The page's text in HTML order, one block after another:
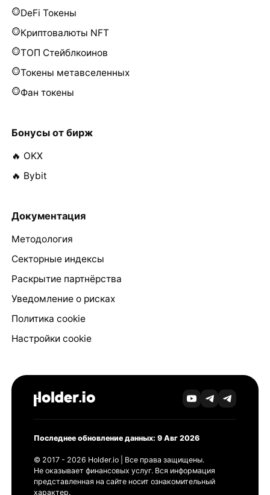
DeFi Токены
Криптовалюты NFT
ТОП Стейблкоинов
Токены метавселенных
Фан токены
Бонусы от бирж
🔥 OKX
🔥 Bybit
Документация
Методология
Секторные индексы
Раскрытие партнёрства
Уведомление о рисках
Политика cookie
Настройки cookie
Последнее обновление данных: 9 Авг 2026
© 2017 - 2026 Holder.io | Все права защищены.
Не оказывает финансовых услуг. Вся информация
представленная на сайте носит ознакомительный
характер.